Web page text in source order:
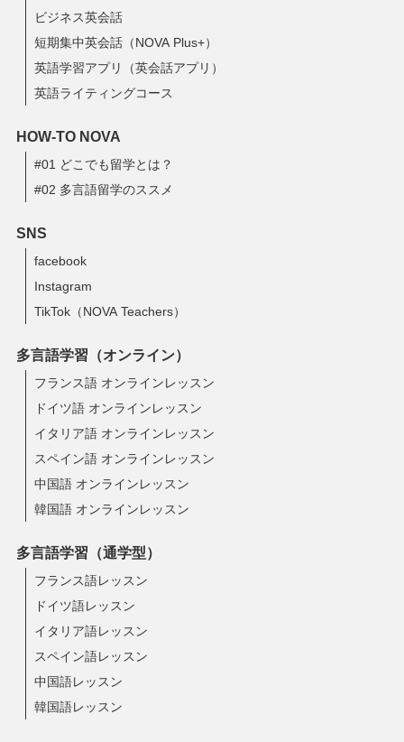
ビジネス英会話
短期集中英会話（NOVA Plus+）
英語学習アプリ（英会話アプリ）
英語ライティングコース
HOW-TO NOVA
#01 どこでも留学とは？
#02 多言語留学のススメ
SNS
facebook
Instagram
TikTok（NOVA Teachers）
多言語学習（オンライン）
フランス語 オンラインレッスン
ドイツ語 オンラインレッスン
イタリア語 オンラインレッスン
スペイン語 オンラインレッスン
中国語 オンラインレッスン
韓国語 オンラインレッスン
多言語学習（通学型）
フランス語レッスン
ドイツ語レッスン
イタリア語レッスン
スペイン語レッスン
中国語レッスン
韓国語レッスン